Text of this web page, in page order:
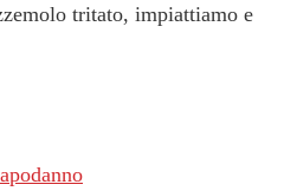
tritato, impiattiamo e